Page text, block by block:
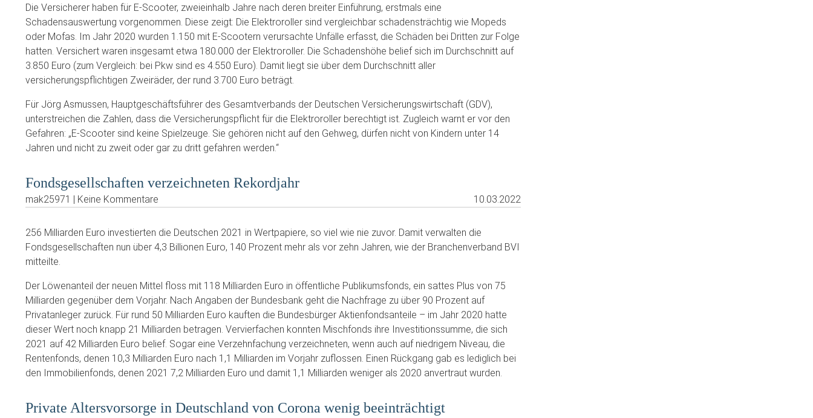
Die Versicherer haben für E-Scooter, zweieinhalb Jahre nach deren breiter Einführung, erstmals eine
Schadensauswertung vorgenommen. Diese zeigt: Die Elektroroller sind vergleichbar schadensträchtig wie Mopeds
oder Mofas. Im Jahr 2020 wurden 1.150 mit E-Scootern verursachte Unfälle erfasst, die Schäden bei Dritten zur Folge
hatten. Versichert waren insgesamt etwa 180.000 der Elektroroller. Die Schadenshöhe belief sich im Durchschnitt auf
3.850 Euro (zum Vergleich: bei Pkw sind es 4.550 Euro). Damit liegt sie über dem Durchschnitt aller
versicherungspflichtigen Zweiräder, der rund 3.700 Euro beträgt.
Für Jörg Asmussen, Hauptgeschäftsführer des Gesamtverbands der Deutschen Versicherungswirtschaft (GDV),
unterstreichen die Zahlen, dass die Versicherungspflicht für die Elektroroller berechtigt ist. Zugleich warnt er vor den
Gefahren: „E-Scooter sind keine Spielzeuge. Sie gehören nicht auf den Gehweg, dürfen nicht von Kindern unter 14
Jahren und nicht zu zweit oder gar zu dritt gefahren werden.“
Fondsgesellschaften verzeichneten Rekordjahr
mak25971 | Keine Kommentare 10.03.2022
256 Milliarden Euro investierten die Deutschen 2021 in Wertpapiere, so viel wie nie zuvor. Damit verwalten die
Fondsgesellschaften nun über 4,3 Billionen Euro, 140 Prozent mehr als vor zehn Jahren, wie der Branchenverband BVI
mitteilte.
Der Löwenanteil der neuen Mittel floss mit 118 Milliarden Euro in öffentliche Publikumsfonds, ein sattes Plus von 75
Milliarden gegenüber dem Vorjahr. Nach Angaben der Bundesbank geht die Nachfrage zu über 90 Prozent auf
Privatanleger zurück. Für rund 50 Milliarden Euro kauften die Bundesbürger Aktienfondsanteile – im Jahr 2020 hatte
dieser Wert noch knapp 21 Milliarden betragen. Vervierfachen konnten Mischfonds ihre Investitionssumme, die sich
2021 auf 42 Milliarden Euro belief. Sogar eine Verzehnfachung verzeichneten, wenn auch auf niedrigem Niveau, die
Rentenfonds, denen 10,3 Milliarden Euro nach 1,1 Milliarden im Vorjahr zuflossen. Einen Rückgang gab es lediglich bei
den Immobilienfonds, denen 2021 7,2 Milliarden Euro und damit 1,1 Milliarden weniger als 2020 anvertraut wurden.
Private Altersvorsorge in Deutschland von Corona wenig beeinträchtigt